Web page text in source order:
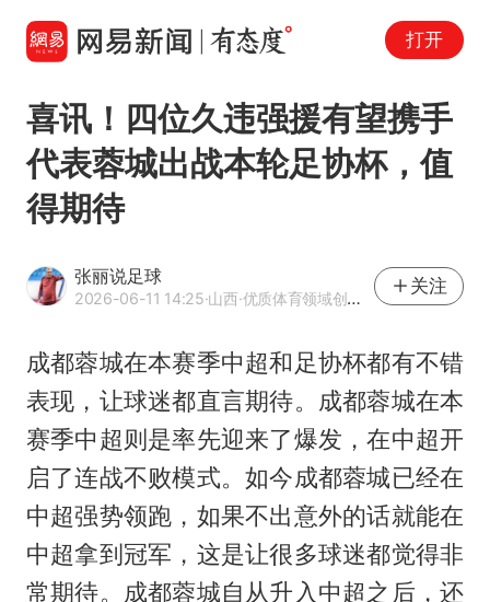
打开
喜讯！四位久违强援有望携手
代表蓉城出战本轮足协杯，值
得期待
张丽说足球
2026-06-11 14:25·山西·优质体育领域创作者
关注
成都蓉城在本赛季中超和足协杯都有不错
表现，让球迷都直言期待。成都蓉城在本
赛季中超则是率先迎来了爆发，在中超开
启了连战不败模式。如今成都蓉城已经在
中超强势领跑，如果不出意外的话就能在
中超拿到冠军，这是让很多球迷都觉得非
常期待。成都蓉城自从升入中超之后，还